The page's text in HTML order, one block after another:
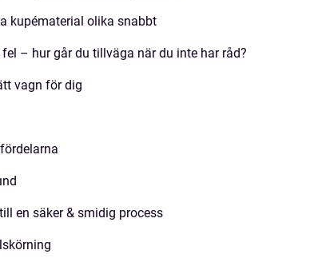
kupématerial olika snabbt
– hur går du tillväga när du inte har råd?
vagn för dig
en säker & smidig process